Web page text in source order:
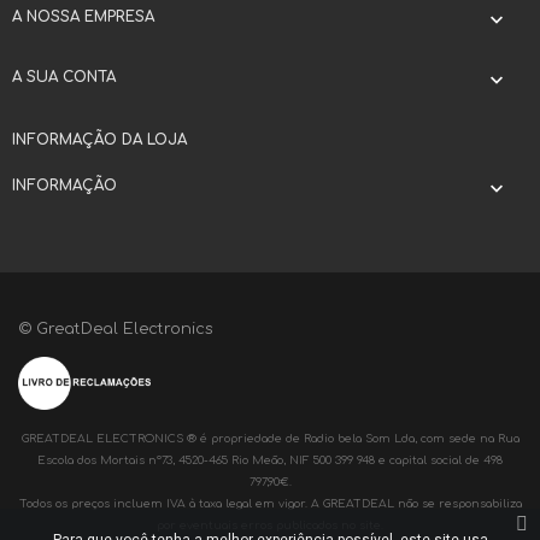
A NOSSA EMPRESA 
A SUA CONTA 
INFORMAÇÃO DA LOJA
INFORMAÇÃO 
© GreatDeal Electronics
GREATDEAL ELECTRONICS ® é propriedade de Radio bela Som Lda, com sede na Rua
Escola dos Mortais nº73, 4520-465 Rio Meão, NIF 500 399 948 e capital social de 498
797,90€.
Todos os preços incluem IVA à taxa legal em vigor. A GREATDEAL não se responsabiliza